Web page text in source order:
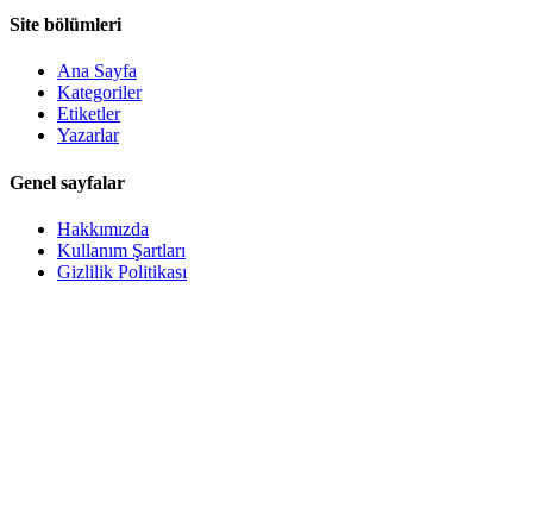
Site bölümleri
Ana Sayfa
Kategoriler
Etiketler
Yazarlar
Genel sayfalar
Hakkımızda
Kullanım Şartları
Gizlilik Politikası